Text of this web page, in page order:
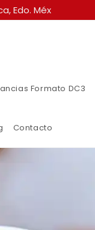
Edo. Méx
Formato DC3
Contacto